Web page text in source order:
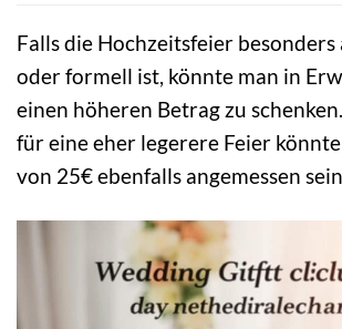
Falls die Hochzeitsfeier
oder formell ist, könnte man in
einen höheren Betrag zu
für eine eher legerere Feier
von 25€ ebenfalls angemessen